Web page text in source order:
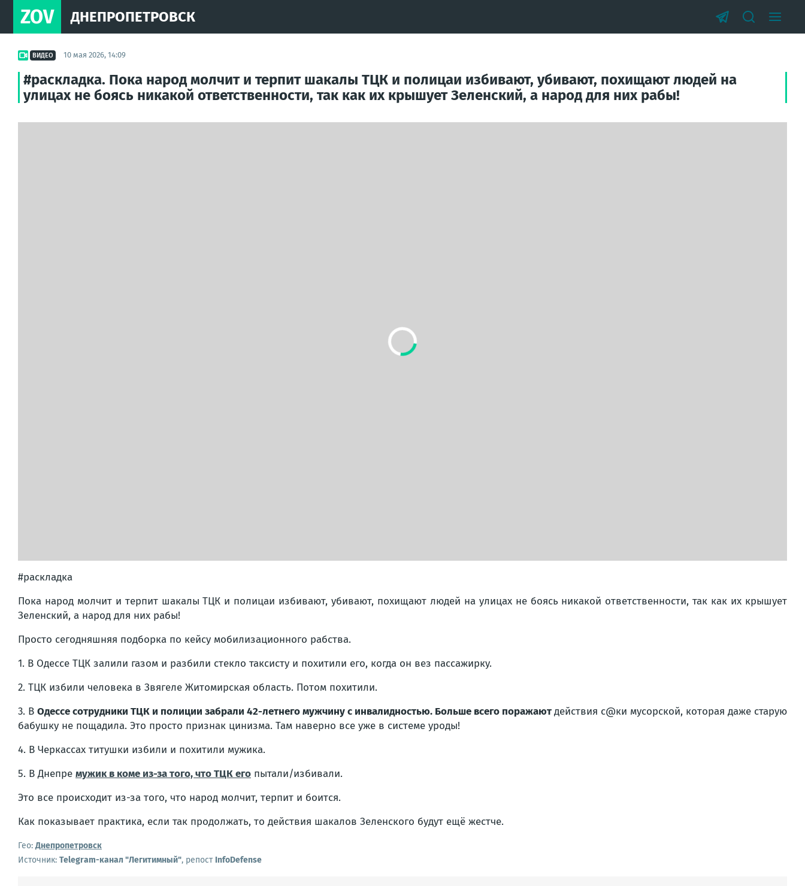
ZOV ДНЕПРОПЕТРОВСК
ВИДЕО 10 мая 2026, 14:09
#раскладка. Пока народ молчит и терпит шакалы ТЦК и полицаи избивают, убивают, похищают людей на
улицах не боясь никакой ответственности, так как их крышует Зеленский, а народ для них рабы!
#раскладка
Пока народ молчит и терпит шакалы ТЦК и полицаи избивают, убивают, похищают людей на улицах не боясь никакой ответственности, так как их крышует
Зеленский, а народ для них рабы!
Просто сегодняшняя подборка по кейсу мобилизационного рабства.
1. В Одессе ТЦК залили газом и разбили стекло таксисту и похитили его, когда он вез пассажирку.
2. ТЦК избили человека в Звягеле Житомирская область. Потом похитили.
3. В Одессе сотрудники ТЦК и полиции забрали 42-летнего мужчину с инвалидностью. Больше всего поражаютдействия с@ки мусорской, которая даже старую
бабушку не пощадила. Это просто признак цинизма. Там наверно все уже в системе уроды!
4. В Черкассах титушки избили и похитили мужика.
5. В Днепре мужик в коме из-за того, что ТЦК его пытали/избивали.
Это все происходит из-за того, что народ молчит, терпит и боится.
Как показывает практика, если так продолжать, то действия шакалов Зеленского будут ещё жестче.
Гео:Днепропетровск
Источник: Telegram-канал "Легитимный", репост InfoDefense